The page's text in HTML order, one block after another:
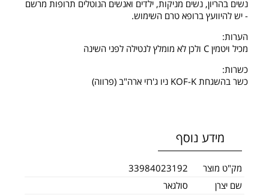
נשים בהריון, נשים מניקות, ילדים ואנשים הנוטלים תרופות מרשם
- יש להיוועץ ברופא טרם השימוש.
הערות:
מכיל ויטמין C ולכן לא מומלץ לנטילה לפני השינה
כשרות:
כשר בהשגחת KOF-K ניו ג'רזי ארה"ב (פרווה)
מידע נוסף
מק"ט מוצר
33984023192
שם יצרן
סולגאר